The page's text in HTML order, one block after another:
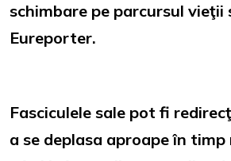
schimbare pe parcursul
Eureporter.
Fasciculele sale pot fi
a se deplasa aproape în